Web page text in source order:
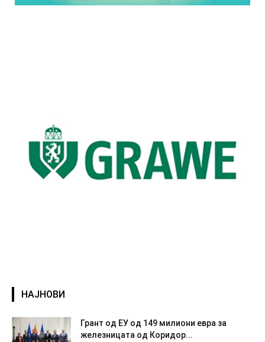
НАЈНОВИ
Грант од ЕУ од 149 милиони евра за
железницата од Коридор...